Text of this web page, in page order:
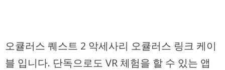
오큘러스 퀘스트 2 악세사리 오큘러스 링크 케이
블 입니다. 단독으로도 VR 체험을 할 수 있는 앱